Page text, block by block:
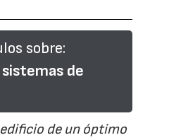
sobre:
de
de un óptimo